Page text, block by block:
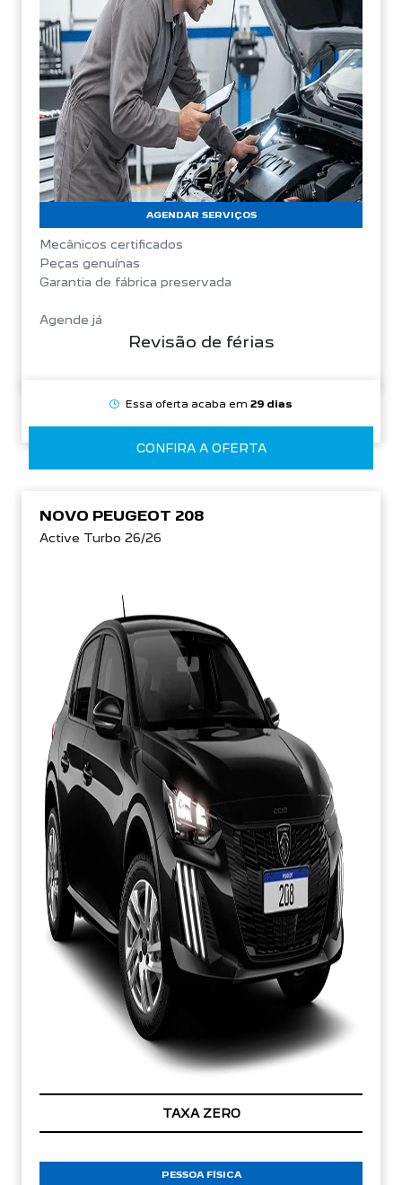
Revisão de férias
AGENDAR SERVIÇOS
Mecânicos certificados
Peças genuínas
Garantia de fábrica preservada
Agende já
Essa oferta acaba em 29 dias
CONFIRA A OFERTA
NOVO PEUGEOT 208
Active Turbo 26/26
TAXA ZERO
PESSOA FÍSICA